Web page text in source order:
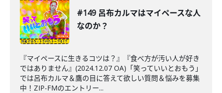
#149 呂布カルマはマイペースな人
なのか？
『マイペースに生きるコツは？』『食べ方が汚い人が好き
ではありません』(2024.12.07 OA)「笑っていいとおもう」
では呂布カルマ＆鷹の目に答えて欲しい質問＆悩みを募集
中！ZIP-FMのエントリー...